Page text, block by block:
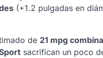
(+1.2 pulgadas en
de 21 mpg
sacrifican un poco